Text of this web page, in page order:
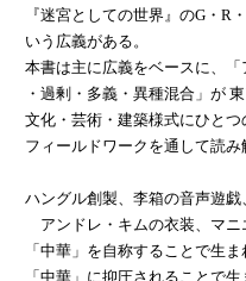
『迷宮としての世界』のG・R
いう広義がある。
本書は主に広義をベースに、「
・過剰・多義・異種混合」が
文化・芸術・建築様式にひとつ
フィールドワークを通して読み
ハングル創製、李箱の音声遊戯
アンドレ・キムの衣装、マ
「中華」を自称することで生ま
「中華」に抑圧されることで